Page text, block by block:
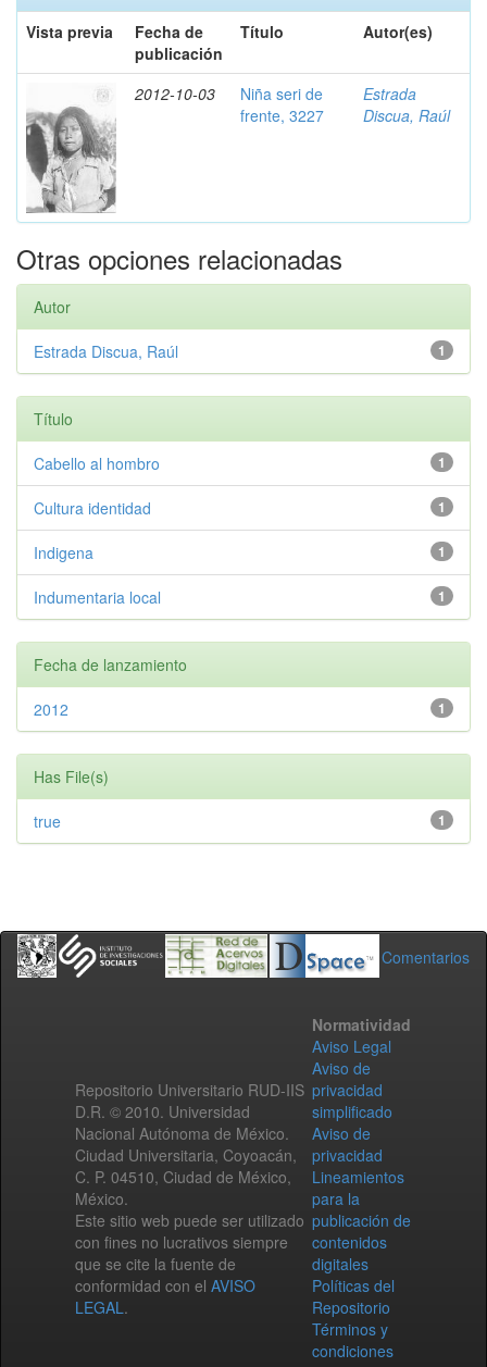
Vista previa
Fecha de
publicación
Título Autor(es)
2012-10-03
Niña seri de
frente, 3227
Estrada
Discua, Raúl
Otras opciones relacionadas
Autor
1
Estrada Discua, Raúl
Título
1
Cabello al hombro
1
Cultura identidad
1
Indigena
1
Indumentaria local
Fecha de lanzamiento
1
2012
Has File(s)
1
true
Comentarios
Repositorio Universitario RUD-IIS
D.R. © 2010. Universidad
Nacional Autónoma de México.
Ciudad Universitaria, Coyoacán,
C. P. 04510, Ciudad de México,
México.
Este sitio web puede ser utilizado
con fines no lucrativos siempre
que se cite la fuente de
conformidad con el AVISO
LEGAL.
Normatividad
Aviso Legal
Aviso de
privacidad
simplificado
Aviso de
privacidad
Lineamientos
para la
publicación de
contenidos
digitales
Políticas del
Repositorio
Términos y
condiciones